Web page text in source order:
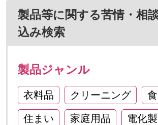
製品等に関する苦情・相
込み検索
製品ジャンル
衣料品 クリーニング
住まい
家庭用品
電化